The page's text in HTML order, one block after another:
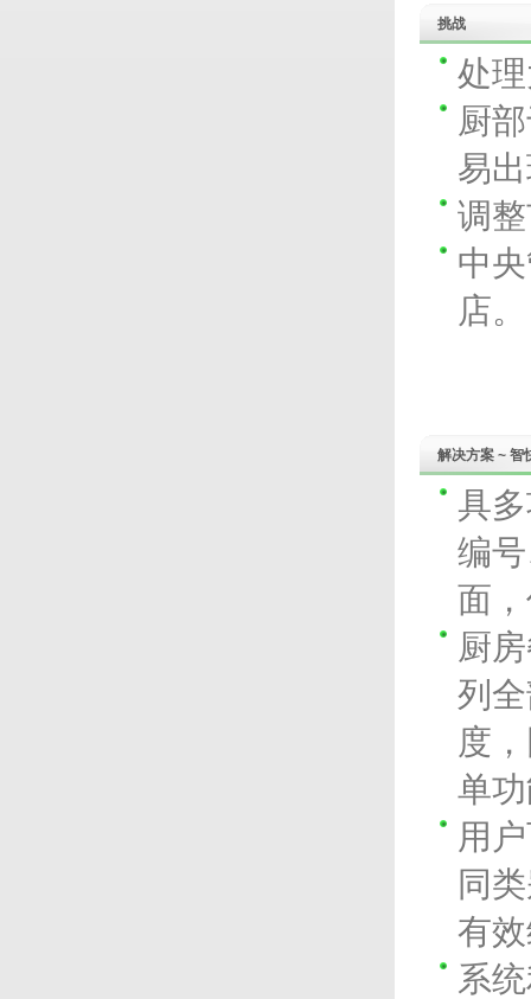
挑战
处
厨
易
调
中
店。
解决方案 ~ 智
具
编
面
厨
列
度
单
用
同
有
系